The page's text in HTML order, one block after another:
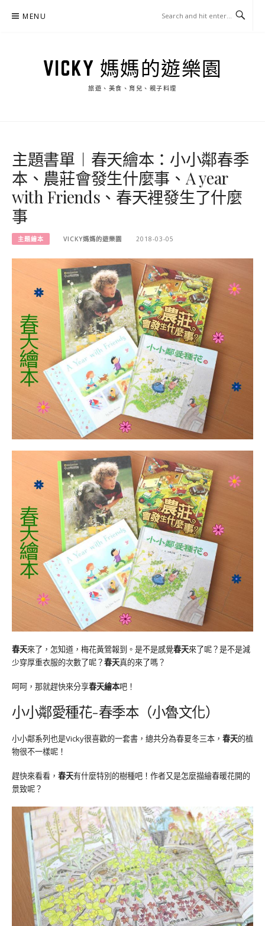
MENU
VICKY 媽媽的遊樂園
旅遊、美食、育兒、親子料理
主題書單︱春天繪本：小小鄰春季
本、農莊會發生什麼事、A year
with Friends、春天裡發生了什麼
事
主題繪本 VICKY媽媽的遊樂園 2018-03-05
春天來了，怎知道，梅花黃鶯報到。是不是感覺春天來了呢？是不是減
少穿厚重衣服的次數了呢？春天真的來了嗎？
呵呵，那就趕快來分享春天繪本吧！
小小鄰愛種花-春季本（小魯文化）
小小鄰系列也是Vicky很喜歡的一套書，總共分為春夏冬三本， 春天的植
物很不一樣呢！
趕快來看看， 春天有什麼特別的樹種吧！作者又是怎麼描繪春暖花開的
景致呢？